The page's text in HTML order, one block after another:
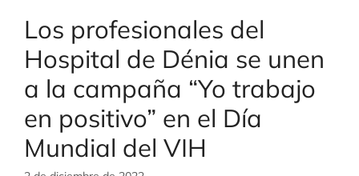
Los profesionales del
Hospital de Dénia se unen
a la campaña “Yo trabajo
en positivo” en el Día
Mundial del VIH